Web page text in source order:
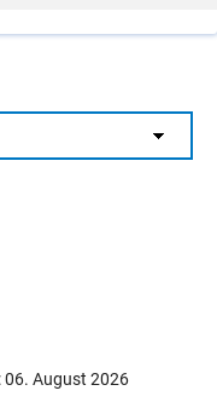
06. August 2026